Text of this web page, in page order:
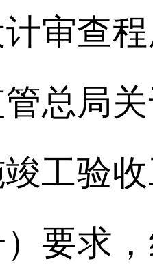
审查
总局
工验
）要求